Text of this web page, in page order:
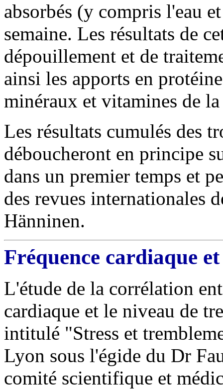
absorbés (y compris l'eau
semaine. Les résultats de
dépouillement et de
ainsi les apports en
minéraux et vitamines de
Les résultats cumulés des
déboucheront en principe
dans un premier temps et
des revues internationales
Hänninen.
Fréquence cardiaque
L'étude de la corrélation
cardiaque et le niveau de
intitulé "Stress et
Lyon sous l'égide du Dr
comité scientifique et